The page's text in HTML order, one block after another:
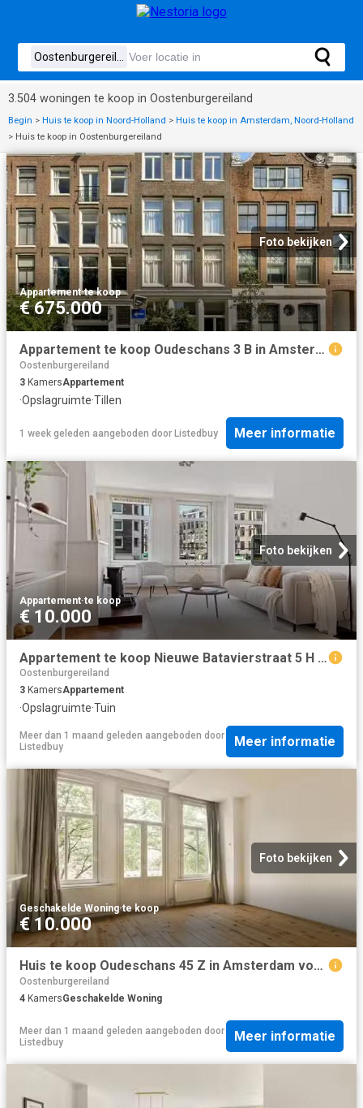
3.504 woningen te koop in Oostenburgereiland
Begin > Huis te koop in Noord-Holland > Huis te koop in Amsterdam, Noord-Holland
> Huis te koop in Oostenburgereiland
Foto bekijken
Appartement·te koop
€ 675.000
Appartement te koop Oudeschans 3 B in Amsterdam voor € 675.000
Oostenburgereiland
3 KamersAppartement
·Opslagruimte·Tillen
1 week geleden aangeboden door Listedbuy Meer informatie
Foto bekijken
Appartement·te koop
€ 10.000
Appartement te koop Nieuwe Batavierstraat 5 H in Amsterdam voo.
Oostenburgereiland
3 KamersAppartement
·Opslagruimte·Tuin
Meer dan 1 maand geleden aangeboden door
Listedbuy
Meer informatie
Foto bekijken
Geschakelde Woning·te koop
€ 10.000
Huis te koop Oudeschans 45 Z in Amsterdam voor € 495.000
Oostenburgereiland
4 KamersGeschakelde Woning
Meer dan 1 maand geleden aangeboden door
Listedbuy
Meer informatie